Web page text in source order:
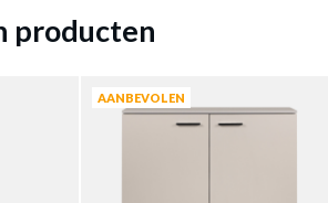
producten
AANBEVOLEN